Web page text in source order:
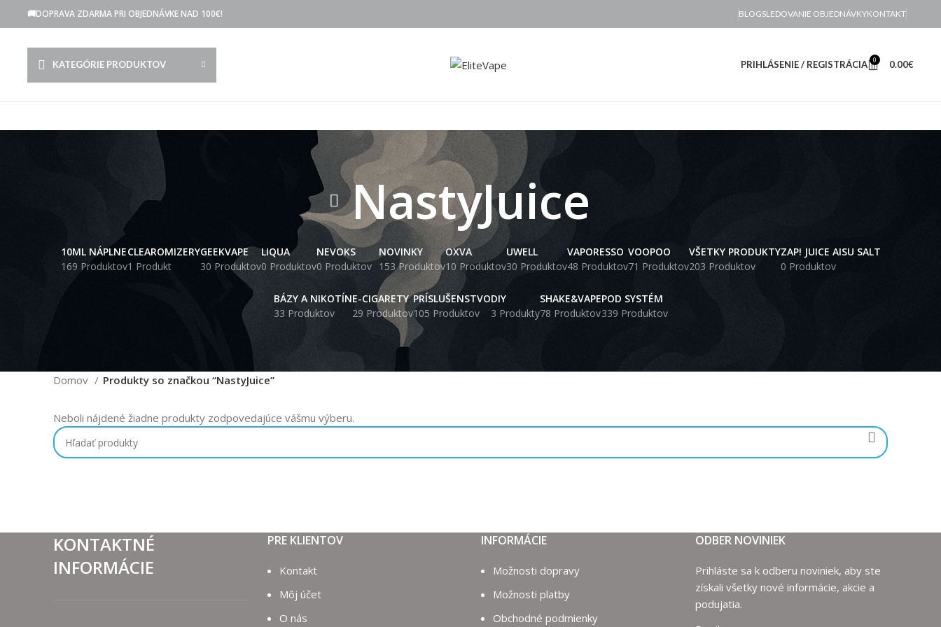
🚚DOPRAVA ZDARMA PRI OBJEDNÁVKE NAD 100€! BLOGSLEDOVANIE OBJEDNÁVKYKONTAKT
KATEGÓRIE PRODUKTOV PRIHLÁSENIE / REGISTRÁCIA 0 0.00€
NastyJuice
10ML NÁPLNE
169 Produktov
CLEAROMIZERY
1 Produkt
GEEKVAPE
30 Produktov
LIQUA
0 Produktov
NEVOKS
0 Produktov
NOVINKY
153 Produktov
OXVA
10 Produktov
UWELL
30 Produktov
VAPORESSO
48 Produktov
VOOPOO
71 Produktov
VŠETKY PRODUKTY
203 Produktov
ZAP! JUICE AISU SALT
0 Produktov
BÁZY A NIKOTÍN
33 Produktov
E-CIGARETY
29 Produktov
PRÍSLUŠENSTVO
105 Produktov
DIY
3 Produkty
SHAKE&VAPE
78 Produktov
POD SYSTÉM
339 Produktov
Domov Produkty so značkou “NastyJuice”
Neboli nájdené žiadne produkty zodpovedajúce vášmu výberu.
KONTAKTNÉ
INFORMÁCIE
PRE KLIENTOV
Kontakt
Môj účet
O nás
INFORMÁCIE
Možnosti dopravy
Možnosti platby
Obchodné podmienky
ODBER NOVINIEK
Prihláste sa k odberu noviniek, aby ste
získali všetky nové informácie, akcie a
podujatia.